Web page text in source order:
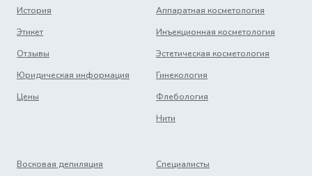
История
Этикет
Отзывы
Юридическая информация
Цены
Аппаратная косметология
Инъекционная косметология
Эстетическая косметология
Гинекология
Флебология
Нити
Восковая депиляция Специалисты